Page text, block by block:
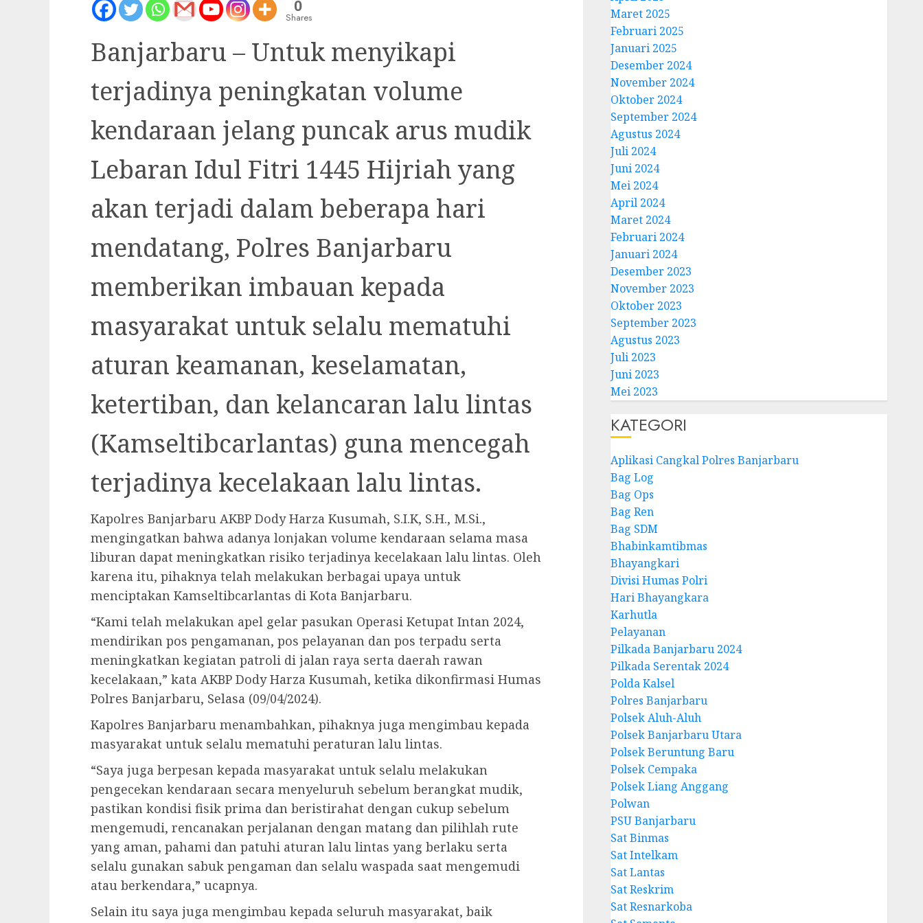
0
Shares
Banjarbaru – Untuk menyikapi
terjadinya peningkatan volume
kendaraan jelang puncak arus mudik
Lebaran Idul Fitri 1445 Hijriah yang
akan terjadi dalam beberapa hari
mendatang, Polres Banjarbaru
memberikan imbauan kepada
masyarakat untuk selalu mematuhi
aturan keamanan, keselamatan,
ketertiban, dan kelancaran lalu lintas
(Kamseltibcarlantas) guna mencegah
terjadinya kecelakaan lalu lintas.
Kapolres Banjarbaru AKBP Dody Harza Kusumah, S.I.K, S.H., M.Si.,
mengingatkan bahwa adanya lonjakan volume kendaraan selama masa
liburan dapat meningkatkan risiko terjadinya kecelakaan lalu lintas. Oleh
karena itu, pihaknya telah melakukan berbagai upaya untuk
menciptakan Kamseltibcarlantas di Kota Banjarbaru.
“Kami telah melakukan apel gelar pasukan Operasi Ketupat Intan 2024,
mendirikan pos pengamanan, pos pelayanan dan pos terpadu serta
meningkatkan kegiatan patroli di jalan raya serta daerah rawan
kecelakaan,” kata AKBP Dody Harza Kusumah, ketika dikonfirmasi Humas
Polres Banjarbaru, Selasa (09/04/2024).
Kapolres Banjarbaru menambahkan, pihaknya juga mengimbau kepada
masyarakat untuk selalu mematuhi peraturan lalu lintas.
“Saya juga berpesan kepada masyarakat untuk selalu melakukan
pengecekan kendaraan secara menyeluruh sebelum berangkat mudik,
pastikan kondisi fisik prima dan beristirahat dengan cukup sebelum
mengemudi, rencanakan perjalanan dengan matang dan pilihlah rute
yang aman, pahami dan patuhi aturan lalu lintas yang berlaku serta
selalu gunakan sabuk pengaman dan selalu waspada saat mengemudi
atau berkendara,” ucapnya.
Selain itu saya juga mengimbau kepada seluruh masyarakat, baik
Maret 2025
Februari 2025
Januari 2025
Desember 2024
November 2024
Oktober 2024
September 2024
Agustus 2024
Juli 2024
Juni 2024
Mei 2024
April 2024
Maret 2024
Februari 2024
Januari 2024
Desember 2023
November 2023
Oktober 2023
September 2023
Agustus 2023
Juli 2023
Juni 2023
Mei 2023
KATEGORI
Aplikasi Cangkal Polres Banjarbaru
Bag Log
Bag Ops
Bag Ren
Bag SDM
Bhabinkamtibmas
Bhayangkari
Divisi Humas Polri
Hari Bhayangkara
Karhutla
Pelayanan
Pilkada Banjarbaru 2024
Pilkada Serentak 2024
Polda Kalsel
Polres Banjarbaru
Polsek Aluh-Aluh
Polsek Banjarbaru Utara
Polsek Beruntung Baru
Polsek Cempaka
Polsek Liang Anggang
Polwan
PSU Banjarbaru
Sat Binmas
Sat Intelkam
Sat Lantas
Sat Reskrim
Sat Resnarkoba